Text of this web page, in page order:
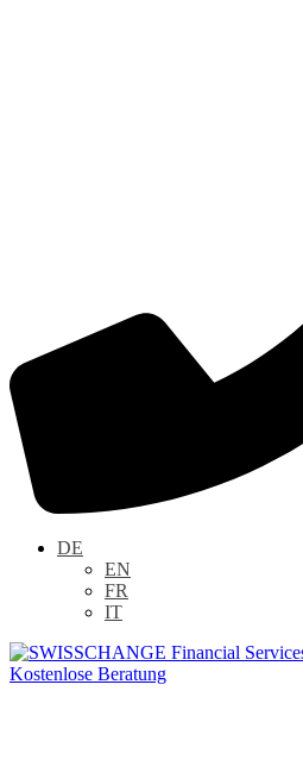
DE
EN
FR
IT
Kostenlose Beratung